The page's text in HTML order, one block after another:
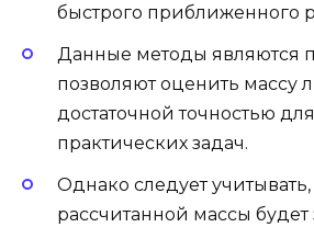
быстрого приближенного
Данные методы являются
позволяют оценить массу
достаточной точностью
практических задач.
Однако следует учитывать,
рассчитанной массы будет